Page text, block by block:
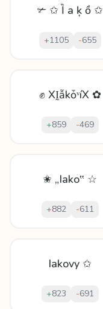
✃ ✩ Ȉ а ķ ồ ✩
+1105 -655
✊ XḬẫkȱᵛíX ✿
+859 -469
✬ „Iako‟ ☆
+882 -611
Iakovy ✩
+823 -691